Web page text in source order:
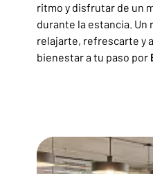
ritmo y disfrutar de un
durante la estancia. Un
relajarte, refrescarte y
bienestar a tu paso por